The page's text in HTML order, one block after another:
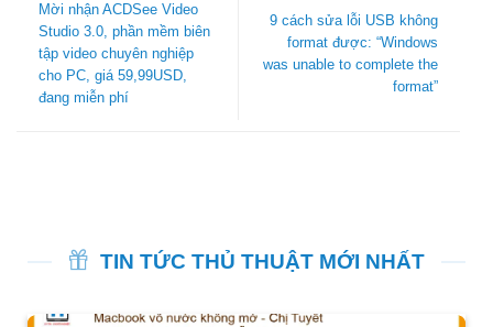
Mời nhận ACDSee Video
Studio 3.0, phần mềm biên
tập video chuyên nghiệp
cho PC, giá 59,99USD,
đang miễn phí
9 cách sửa lỗi USB không
format được: “Windows
was unable to complete the
format”
TIN TỨC THỦ THUẬT MỚI NHẤT